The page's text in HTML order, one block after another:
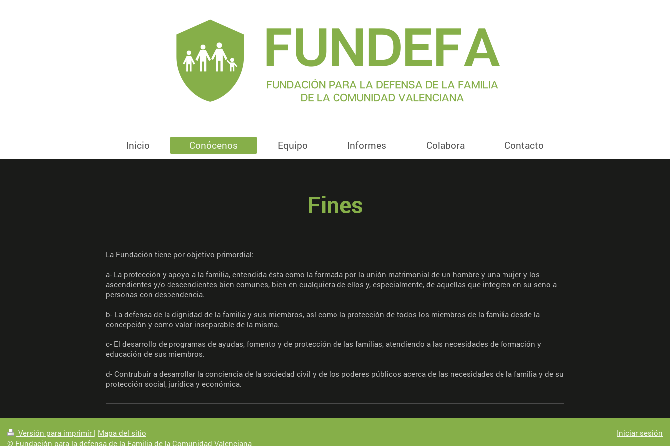
Inicio Conócenos Equipo Informes Colabora Contacto
Fines
La Fundación tiene por objetivo primordial:
a- La protección y apoyo a la familia, entendida ésta como la formada por la unión matrimonial de un hombre y una mujer y los
ascendientes y/o descendientes bien comunes, bien en cualquiera de ellos y, especialmente, de aquellas que integren en su seno a
personas con despendencia.
b- La defensa de la dignidad de la familia y sus miembros, así como la protección de todos los miembros de la familia desde la
concepción y como valor inseparable de la misma.
c- El desarrollo de programas de ayudas, fomento y de protección de las familias, atendiendo a las necesidades de formación y
educación de sus miembros.
d- Contrubuir a desarrollar la conciencia de la sociedad civil y de los poderes públicos acerca de las necesidades de la familia y de su
protección social, jurídica y económica.
Versión para imprimir | Mapa del sitio
© Fundación para la defensa de la Familia de la Comunidad Valenciana
Iniciar sesión